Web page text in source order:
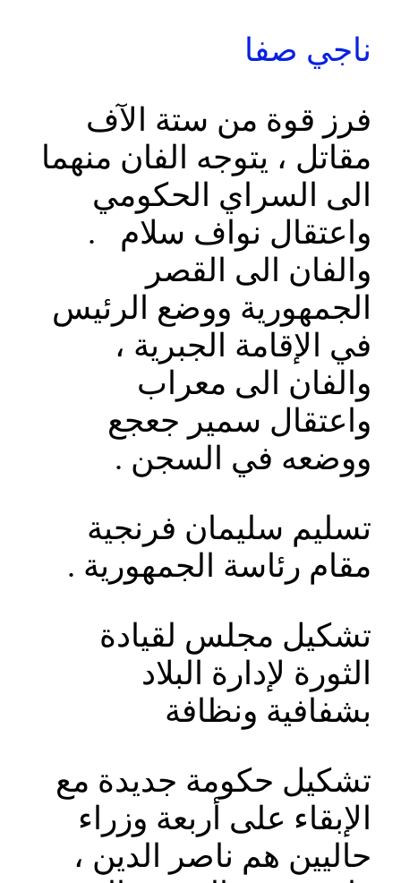
ناجي صفا
فرز قوة من ستة الآف
مقاتل ، يتوجه الفان منهما
الى السراي الحكومي
واعتقال نواف سلام .
والفان الى القصر
الجمهورية ووضع الرئيس
في الإقامة الجبرية ،
والفان الى معراب
واعتقال سمير جعجع
ووضعه في السجن .
تسليم سليمان فرنجية
مقام رئاسة الجمهورية .
تشكيل مجلس لقيادة
الثورة لإدارة البلاد
بشفافية ونظافة
تشكيل حكومة جديدة مع
الإبقاء على أربعة وزراء
حاليين هم ناصر الدين ،